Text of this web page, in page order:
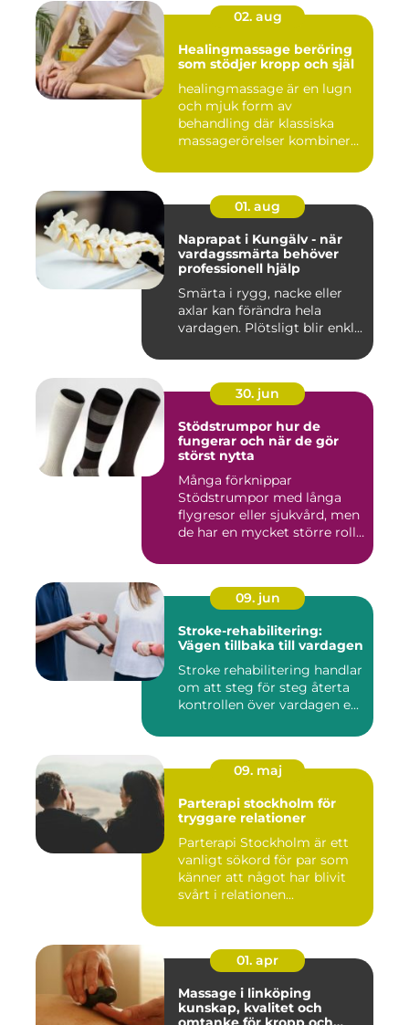
02. aug
Healingmassage beröring
som stödjer kropp och själ
healingmassage är en lugn
och mjuk form av
behandling där klassiska
massagerörelser kombineras
01. aug
Naprapat i Kungälv - när
vardagssmärta behöver
professionell hjälp
Smärta i rygg, nacke eller
axlar kan förändra hela
vardagen. Plötsligt blir enkl...
30. jun
Stödstrumpor hur de
fungerar och när de gör
störst nytta
Många förknippar
Stödstrumpor med långa
flygresor eller sjukvård, men
de har en mycket större roll
09. jun
Stroke-rehabilitering:
Vägen tillbaka till vardagen
Stroke rehabilitering handlar
om att steg för steg återta
kontrollen över vardagen e...
09. maj
Parterapi stockholm för
tryggare relationer
Parterapi Stockholm är ett
vanligt sökord för par som
känner att något har blivit
svårt i relationen...
01. apr
Massage i linköping
kunskap, kvalitet och